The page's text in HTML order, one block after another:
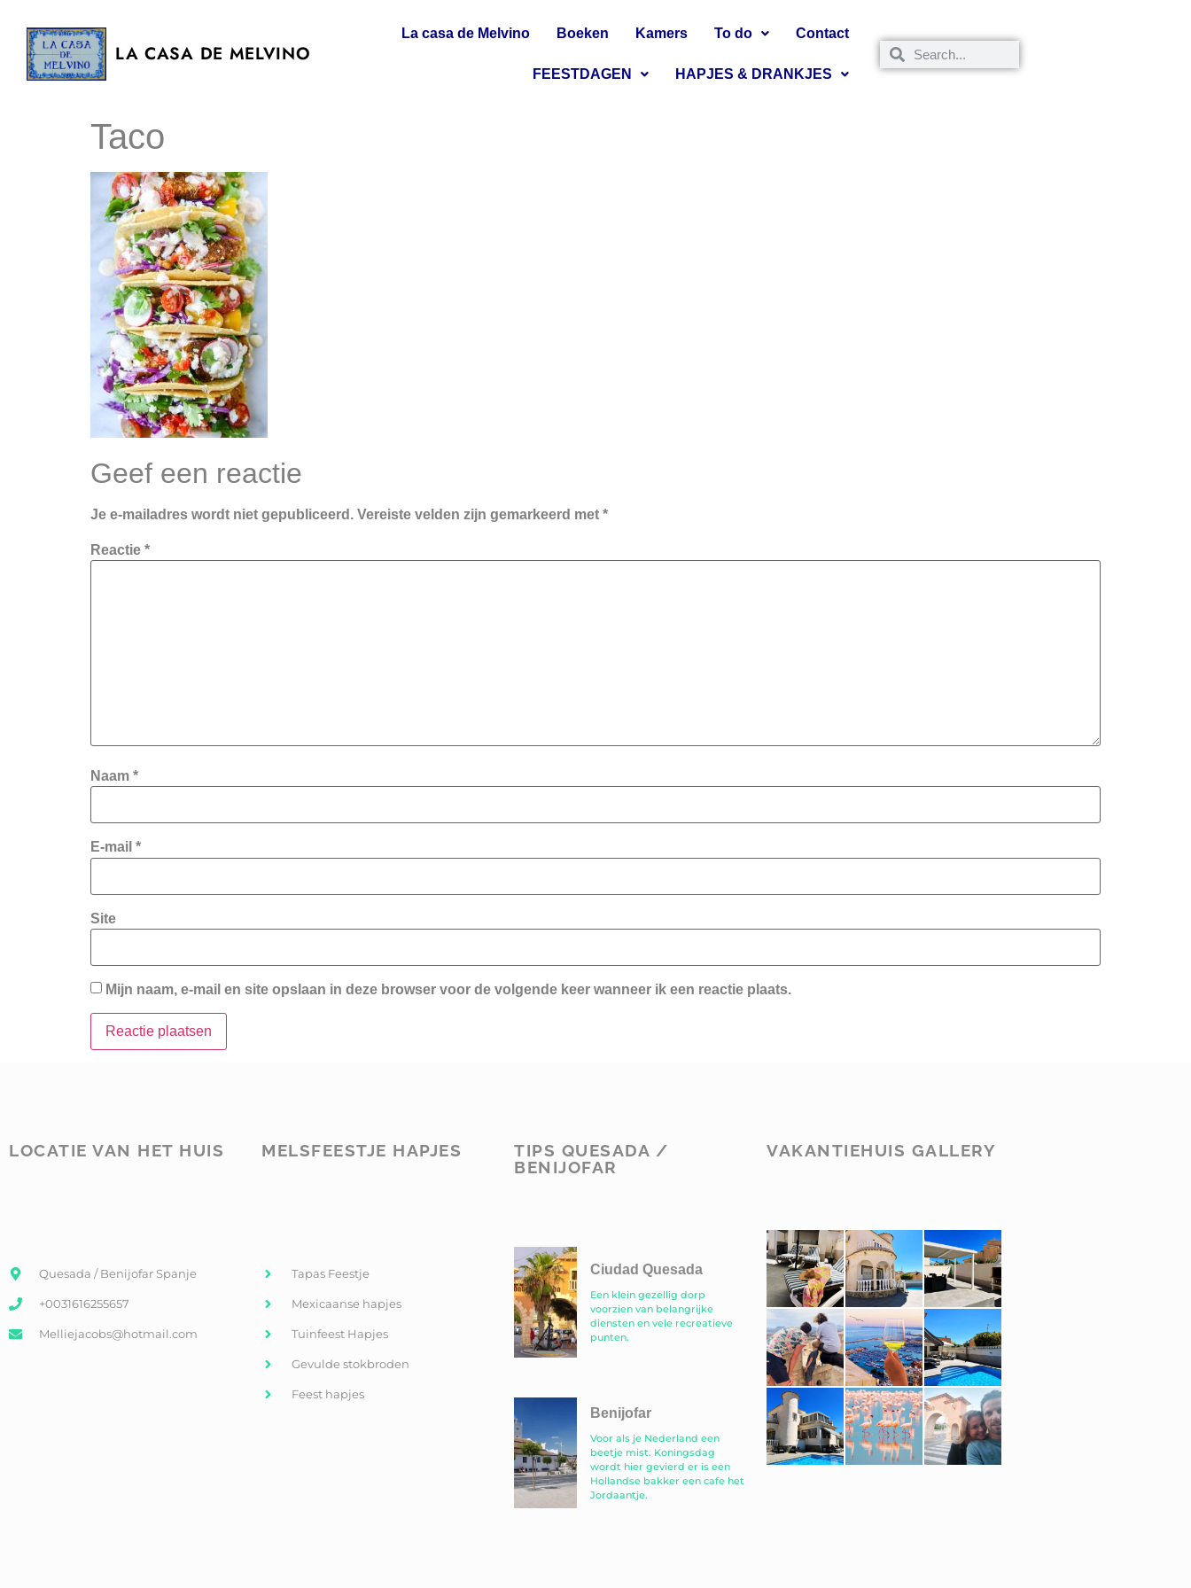
LA CASA DE MELVINO
La casa de Melvino Boeken Kamers To do Contact
FEESTDAGEN HAPJES & DRANKJES
Taco
Geef een reactie
Je e-mailadres wordt niet gepubliceerd. Vereiste velden zijn gemarkeerd met *
Reactie *
Naam *
E-mail *
Site
Mijn naam, e-mail en site opslaan in deze browser voor de volgende keer wanneer ik een reactie plaats.
LOCATIE VAN HET HUIS
Quesada / Benijofar Spanje
+0031616255657
Melliejacobs@hotmail.com
MELSFEESTJE HAPJES
Tapas Feestje
Mexicaanse hapjes
Tuinfeest Hapjes
Gevulde stokbroden
Feest hapjes
TIPS QUESADA /
BENIJOFAR
Ciudad Quesada
Een klein gezellig dorp
voorzien van belangrijke
diensten en vele recreatieve
punten.
Benijofar
Voor als je Nederland een
beetje mist. Koningsdag
wordt hier gevierd er is een
Hollandse bakker een cafe het
Jordaantje.
VAKANTIEHUIS GALLERY